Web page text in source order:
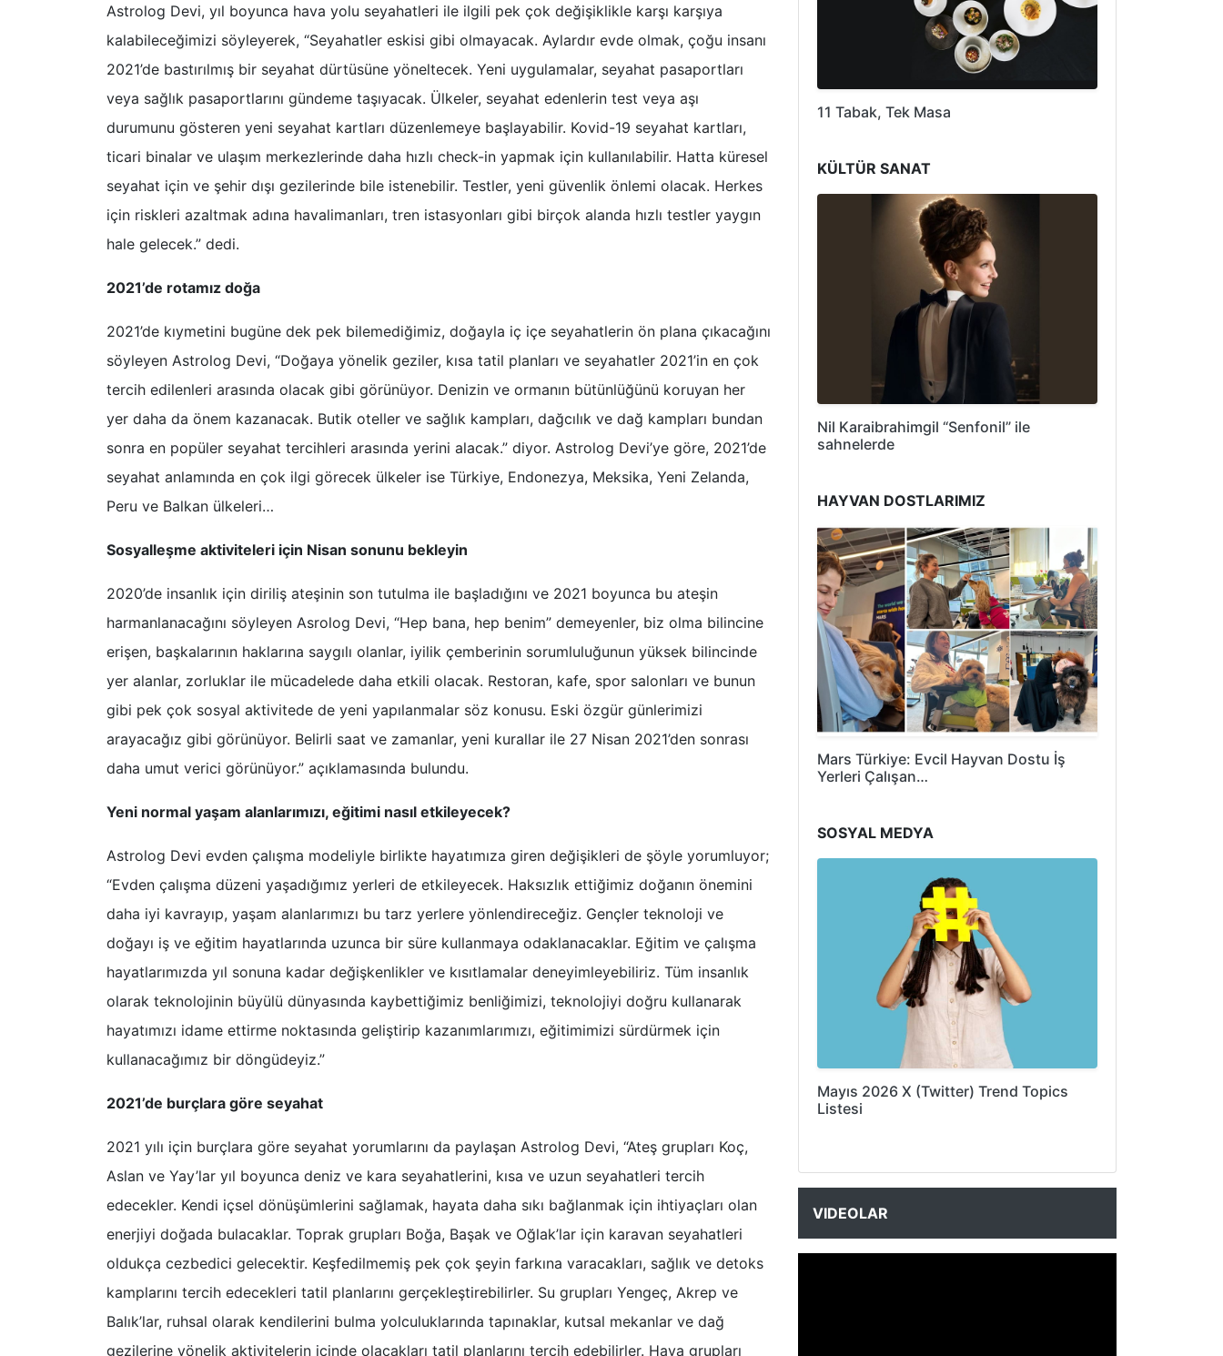
Astrolog Devi, yıl boyunca hava yolu seyahatleri ile ilgili pek çok değişiklikle karşı karşıya
kalabileceğimizi söyleyerek, “Seyahatler eskisi gibi olmayacak. Aylardır evde olmak, çoğu insanı
2021’de bastırılmış bir seyahat dürtüsüne yöneltecek. Yeni uygulamalar, seyahat pasaportları
veya sağlık pasaportlarını gündeme taşıyacak. Ülkeler, seyahat edenlerin test veya aşı
durumunu gösteren yeni seyahat kartları düzenlemeye başlayabilir. Kovid-19 seyahat kartları,
ticari binalar ve ulaşım merkezlerinde daha hızlı check-in yapmak için kullanılabilir. Hatta küresel
seyahat için ve şehir dışı gezilerinde bile istenebilir. Testler, yeni güvenlik önlemi olacak. Herkes
için riskleri azaltmak adına havalimanları, tren istasyonları gibi birçok alanda hızlı testler yaygın
hale gelecek.” dedi.
2021’de rotamız doğa
2021’de kıymetini bugüne dek pek bilemediğimiz, doğayla iç içe seyahatlerin ön plana çıkacağını
söyleyen Astrolog Devi, “Doğaya yönelik geziler, kısa tatil planları ve seyahatler 2021’in en çok
tercih edilenleri arasında olacak gibi görünüyor. Denizin ve ormanın bütünlüğünü koruyan her
yer daha da önem kazanacak. Butik oteller ve sağlık kampları, dağcılık ve dağ kampları bundan
sonra en popüler seyahat tercihleri arasında yerini alacak.” diyor. Astrolog Devi’ye göre, 2021’de
seyahat anlamında en çok ilgi görecek ülkeler ise Türkiye, Endonezya, Meksika, Yeni Zelanda,
Peru ve Balkan ülkeleri…
Sosyalleşme aktiviteleri için Nisan sonunu bekleyin
2020’de insanlık için diriliş ateşinin son tutulma ile başladığını ve 2021 boyunca bu ateşin
harmanlanacağını söyleyen Asrolog Devi, “Hep bana, hep benim” demeyenler, biz olma bilincine
erişen, başkalarının haklarına saygılı olanlar, iyilik çemberinin sorumluluğunun yüksek bilincinde
yer alanlar, zorluklar ile mücadelede daha etkili olacak. Restoran, kafe, spor salonları ve bunun
gibi pek çok sosyal aktivitede de yeni yapılanmalar söz konusu. Eski özgür günlerimizi
arayacağız gibi görünüyor. Belirli saat ve zamanlar, yeni kurallar ile 27 Nisan 2021’den sonrası
daha umut verici görünüyor.” açıklamasında bulundu.
Yeni normal yaşam alanlarımızı, eğitimi nasıl etkileyecek?
Astrolog Devi evden çalışma modeliyle birlikte hayatımıza giren değişikleri de şöyle yorumluyor;
“Evden çalışma düzeni yaşadığımız yerleri de etkileyecek. Haksızlık ettiğimiz doğanın önemini
daha iyi kavrayıp, yaşam alanlarımızı bu tarz yerlere yönlendireceğiz. Gençler teknoloji ve
doğayı iş ve eğitim hayatlarında uzunca bir süre kullanmaya odaklanacaklar. Eğitim ve çalışma
hayatlarımızda yıl sonuna kadar değişkenlikler ve kısıtlamalar deneyimleyebiliriz. Tüm insanlık
olarak teknolojinin büyülü dünyasında kaybettiğimiz benliğimizi, teknolojiyi doğru kullanarak
hayatımızı idame ettirme noktasında geliştirip kazanımlarımızı, eğitimimizi sürdürmek için
kullanacağımız bir döngüdeyiz.”
2021’de burçlara göre seyahat
2021 yılı için burçlara göre seyahat yorumlarını da paylaşan Astrolog Devi, “Ateş grupları Koç,
Aslan ve Yay’lar yıl boyunca deniz ve kara seyahatlerini, kısa ve uzun seyahatleri tercih
edecekler. Kendi içsel dönüşümlerini sağlamak, hayata daha sıkı bağlanmak için ihtiyaçları olan
enerjiyi doğada bulacaklar. Toprak grupları Boğa, Başak ve Oğlak’lar için karavan seyahatleri
oldukça cezbedici gelecektir. Keşfedilmemiş pek çok şeyin farkına varacakları, sağlık ve detoks
kamplarını tercih edecekleri tatil planlarını gerçekleştirebilirler. Su grupları Yengeç, Akrep ve
Balık’lar, ruhsal olarak kendilerini bulma yolculuklarında tapınaklar, kutsal mekanlar ve dağ
gezilerine yönelik aktivitelerin içinde olacakları tatil planlarını tercih edebilirler. Hava grupları
11 Tabak, Tek Masa
KÜLTÜR SANAT
Nil Karaibrahimgil “Senfonil” ile
sahnelerde
HAYVAN DOSTLARIMIZ
Mars Türkiye: Evcil Hayvan Dostu İş
Yerleri Çalışan…
SOSYAL MEDYA
Mayıs 2026 X (Twitter) Trend Topics
Listesi
VIDEOLAR